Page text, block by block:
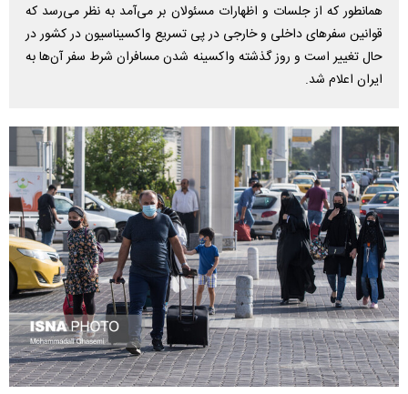
همانطور که از جلسات و اظهارات مسئولان بر می‌آمد به نظر می‌رسد که
قوانین سفرهای داخلی و خارجی در پی تسریع واکسیناسیون در کشور در
حال تغییر است و روز گذشته واکسینه شدن مسافران شرط سفر آن‌ها به
ایران اعلام شد.